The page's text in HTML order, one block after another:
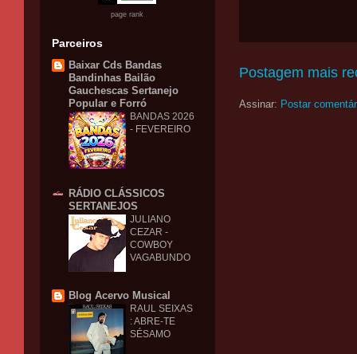
Postagem mais
Assinar: Postar
page rank
Parceiros
Baixar Cds Bandas
Bandinhas Bailão
Gauchescas Sertanejo
Popular e Forró
BANDAS 2026
- FEVEREIRO
RÁDIO CLÁSSICOS
SERTANEJOS
JULIANO
CEZAR -
COWBOY
VAGABUNDO
Blog Acervo Musical
RAUL SEIXAS
: ABRE-TE
SÉSAMO